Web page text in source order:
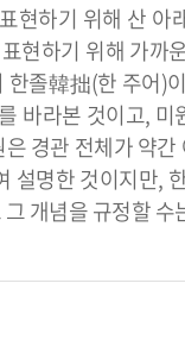
현하기 위해 산
현하기 위해 가
졸韓拙(한 주어)
바라본 것이고,
경관 전체가 약
설명한 것이지만,
개념을 규정할 수